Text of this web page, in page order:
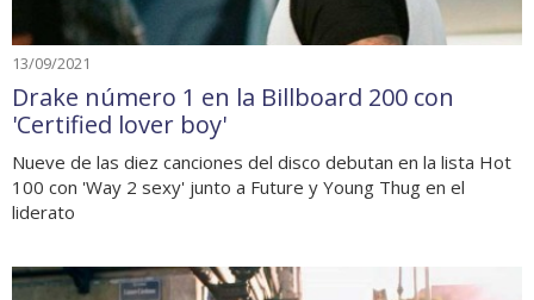
13/09/2021
Drake número 1 en la Billboard 200 con
'Certified lover boy'
Nueve de las diez canciones del disco debutan en la lista Hot
100 con 'Way 2 sexy' junto a Future y Young Thug en el
liderato